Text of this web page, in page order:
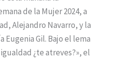
de la Mujer 2024, a
Alejandro Navarro, y la
Eugenia Gil. Bajo el lema
¿te atreves?», el